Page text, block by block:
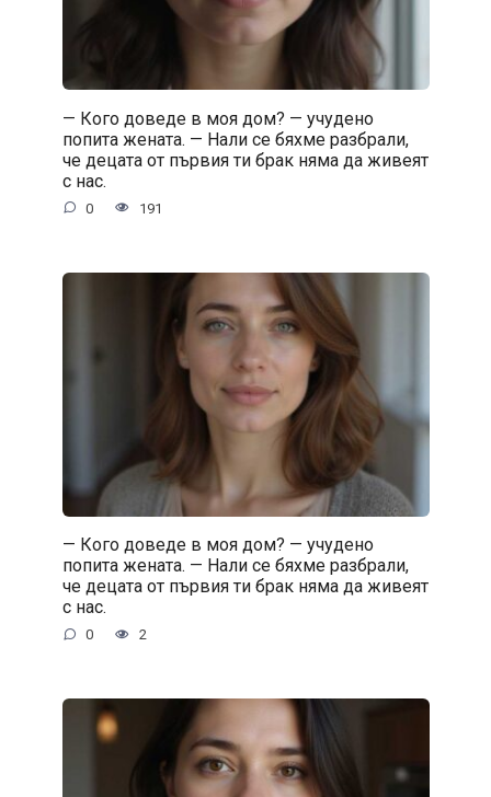
— Кого доведе в моя дом? — учудено
попита жената. — Нали се бяхме разбрали,
че децата от първия ти брак няма да живеят
с нас.
0 191
— Кого доведе в моя дом? — учудено
попита жената. — Нали се бяхме разбрали,
че децата от първия ти брак няма да живеят
с нас.
0 2